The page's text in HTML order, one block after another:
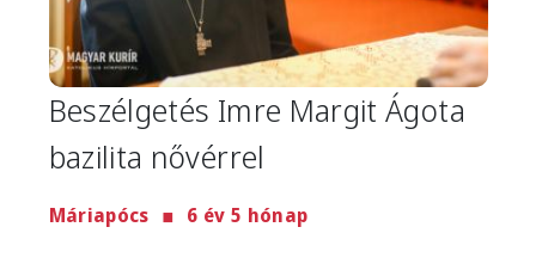
Beszélgetés Imre Margit Ágota
bazilita nővérrel
Máriapócs 6 év 5 hónap